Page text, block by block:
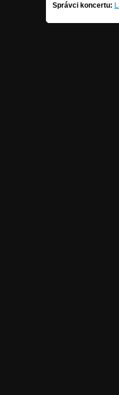
Správci koncertu: